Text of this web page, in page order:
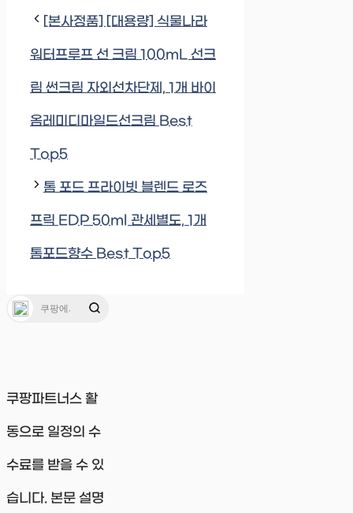
[본사정품] [대용량] 식물나라
워터프루프 선 크림 100mL 선크
림 썬크림 자외선차단제, 1개 바이
옴레미디마일드선크림 Best
Top5
톰 포드 프라이빗 블렌드 로즈
프릭 EDP 50ml 관세별도, 1개
톰포드향수 Best Top5
쿠팡파트너스 활
동으로 일정의 수
수료를 받을 수 있
습니다. 본문 설명